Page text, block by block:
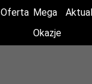
Oferta Mega
Okazje